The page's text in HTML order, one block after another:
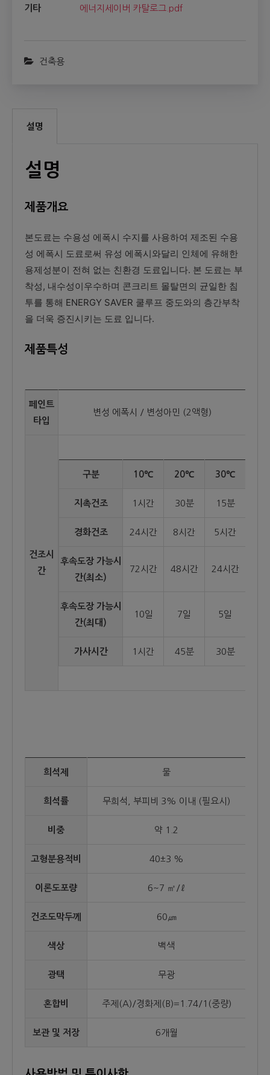
기타
에너지세이버 카탈로그.pdf
건축용
설명
설명
제품개요
본도료는 수용성 에폭시 수지를 사용하여 제조된 수용
성 에폭시 도료로써 유성 에폭시와달리 인체에 유해한
용제성분이 전혀 없는 친환경 도료입니다. 본 도료는 부
착성, 내수성이우수하며 콘크리트 몰탈면의 균일한 침
투를 통해 ENERGY SAVER 쿨루프 중도와의 층간부착
을 더욱 증진시키는 도료 입니다.
제품특성
페인트
타입
변성 에폭시 / 변성아민 (2액형)
건조시
간
구분 10℃ 20℃ 30℃
지촉건조 1시간 30분 15분
경화건조 24시간 8시간 5시간
후속도장 가능시
간(최소)
72시간 48시간 24시간
후속도장 가능시
간(최대)
10일 7일 5일
가사시간 1시간 45분 30분
희석제 물
희석률 무희석, 부피비 3% 이내 (필요시)
비중 약 1.2
고형분용적비 40±3 %
이론도포량 6~7 ㎡/ℓ
건조도막두께 60㎛
색상 백색
광택 무광
혼합비 주제(A)/경화제(B)=1.74/1(중량)
보관 및 저장 6개월